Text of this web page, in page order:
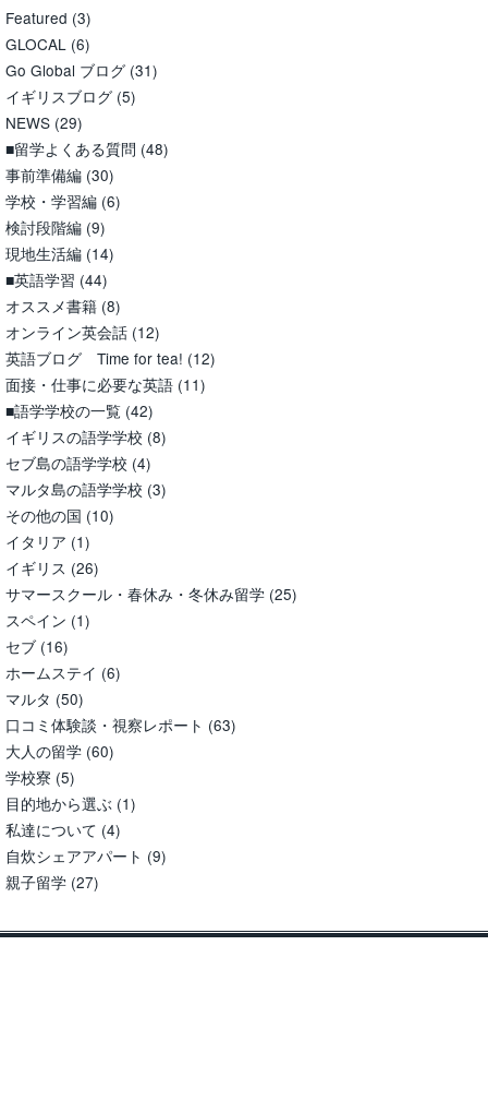
Featured (3)
GLOCAL (6)
Go Global ブログ (31)
イギリスブログ (5)
NEWS (29)
■留学よくある質問 (48)
事前準備編 (30)
学校・学習編 (6)
検討段階編 (9)
現地生活編 (14)
■英語学習 (44)
オススメ書籍 (8)
オンライン英会話 (12)
英語ブログ Time for tea! (12)
面接・仕事に必要な英語 (11)
■語学学校の一覧 (42)
イギリスの語学学校 (8)
セブ島の語学学校 (4)
マルタ島の語学学校 (3)
その他の国 (10)
イタリア (1)
イギリス (26)
サマースクール・春休み・冬休み留学 (25)
スペイン (1)
セブ (16)
ホームステイ (6)
マルタ (50)
口コミ体験談・視察レポート (63)
大人の留学 (60)
学校寮 (5)
目的地から選ぶ (1)
私達について (4)
自炊シェアアパート (9)
親子留学 (27)